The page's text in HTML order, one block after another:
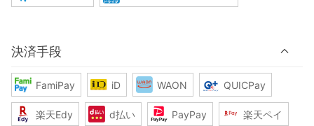
決済手段
FamiPay iD WAON QUICPay
楽天Edy d払い PayPay 楽天ペイ